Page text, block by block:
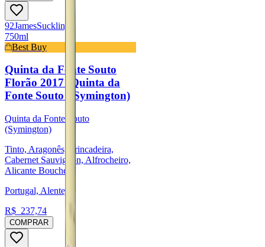
92JamesSuckling
750ml
Best Buy
Quinta da Fonte Souto
Florão 2017 (Quinta da
Fonte Souto - Symington)
Quinta da Fonte Souto
(Symington)
Tinto, Aragonês, Trincadeira,
Cabernet Sauvignon, Alfrocheiro,
Alicante Bouchet
Portugal, Alentejo
R$ 237,74
COMPRAR